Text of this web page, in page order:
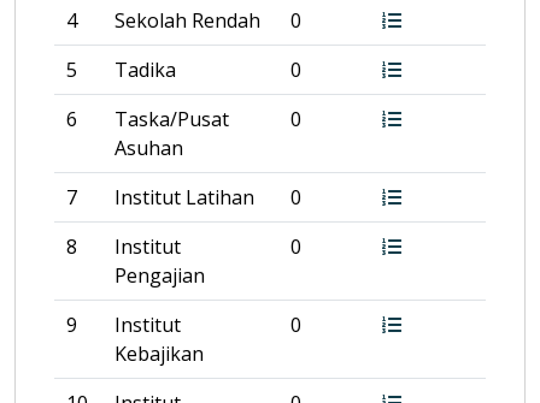
4 Sekolah Rendah
0
5
Tadika
0
6
Taska/Pusat
Asuhan
0
7 Institut Latihan
0
8
Institut
Pengajian
0
9
Institut
Kebajikan
0